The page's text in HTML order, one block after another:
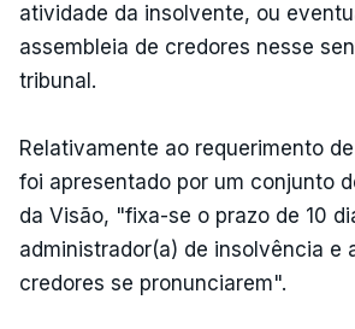
atividade da insolvente, ou
assembleia de credores nesse
tribunal.
Relativamente ao requerimento
foi apresentado por um conjunto
da Visão, "fixa-se o prazo de 10
administrador(a) de insolvência e
credores se pronunciarem".